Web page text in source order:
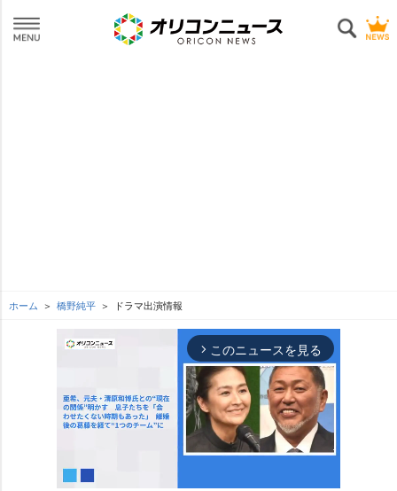
ホーム 橋野純平 ドラマ出演情報
arrow_forward_ios このニュースを見る